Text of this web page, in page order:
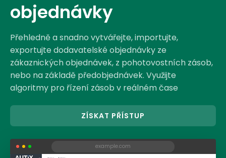
objednávky
Přehledně a snadno vytvářejte, importujte,
exportujte dodavatelské objednávky ze
zákaznických objednávek, z pohotovostních zásob,
nebo na základě předobjednávek. Využijte
algoritmy pro řízení zásob v reálném čase
ZÍSKAT PŘÍSTUP